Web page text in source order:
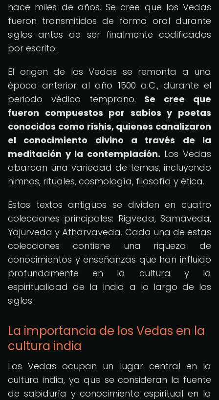
hace miles de años. Se cree que los Vedas
fueron transmitidos de forma oral durante
siglos antes de ser finalmente codificados
por escrito.
El origen de los Vedas se remonta a una
época anterior al año 1500 a.C., durante el
periodo védico temprano. Se cree que
fueron compuestos por sabios y poetas
conocidos como rishis, quienes canalizaron
el conocimiento divino a través de la
meditación y la contemplación. Los Vedas
abarcan una variedad de temas, incluyendo
himnos, rituales, cosmología, filosofía y ética.
Estos textos antiguos se dividen en cuatro
colecciones principales: Rigveda, Samaveda,
Yajurveda y Atharvaveda. Cada una de estas
colecciones contiene una riqueza de
conocimientos y enseñanzas que han influido
profundamente en la cultura y la
espiritualidad de la India a lo largo de los
siglos.
La importancia de los Vedas en la
cultura india
Los Vedas ocupan un lugar central en la
cultura india, ya que se consideran la fuente
de sabiduría y conocimiento espiritual en la